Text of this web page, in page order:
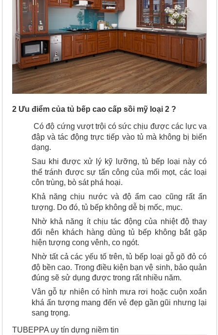
2 Ưu điểm của tủ bếp cao cấp sồi mỹ loại 2 ?
Có độ cứng vượt trội có sức chịu được các lực va
đập và tác động trực tiếp vào tủ mà không bị biến
dạng.
Sau khi được xử lý kỹ lưỡng, tủ bếp loại này có
thể tránh được sự tấn công của mối mọt, các loại
côn trùng, bò sát phá hoại.
Khả năng chịu nước và độ ẩm cao cũng rất ấn
tượng. Do đó, tủ bếp không dễ bị mốc, mục.
Nhờ khả năng ít chịu tác động của nhiệt độ thay
đổi nên khách hàng dùng tủ bếp không bắt gặp
hiện tượng cong vênh, co ngót.
Nhờ tất cả các yếu tố trên, tủ bếp loại gỗ gõ đỏ có
độ bền cao. Trong điều kiện bạn vệ sinh, bảo quản
đúng sẽ sử dụng được trong rất nhiều năm.
Vân gỗ tự nhiên có hình mưa rơi hoặc cuộn xoắn
khá ấn tượng mang đến vẻ đẹp gần gũi nhưng lại
sang trọng.
TUBEPPA uy tín dựng niềm tin